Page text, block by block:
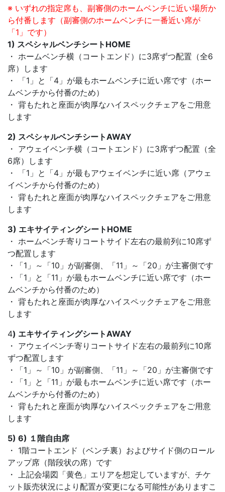
※ いずれの指定席も、副審側のホームベンチに近い場所か
ら付番します（副審側のホームベンチに一番近い席が
「1」です）
1) スペシャルベンチシートHOME
・ ホームベンチ横（コートエンド）に3席ずつ配置（全6
席）します
・ 「1」と「4」が最もホームベンチに近い席です（ホー
ムベンチから付番のため）
・ 背もたれと座面が肉厚なハイスペックチェアをご用意
します
2) スペシャルベンチシートAWAY
・ アウェイベンチ横（コートエンド）に3席ずつ配置（全
6席）します
・ 「1」と「4」が最もアウェイベンチに近い席（アウェ
イベンチから付番のため）
・ 背もたれと座面が肉厚なハイスペックチェアをご用意
します
3) エキサイティングシートHOME
・ ホームベンチ寄りコートサイド左右の最前列に10席ず
つ配置します
・「1」～「10」が副審側、「11」～「20」が主審側です
・「1」と「11」が最もホームベンチに近い席です（ホー
ムベンチから付番のため）
・ 背もたれと座面が肉厚なハイスペックチェアをご用意
します
4) エキサイティングシートAWAY
・ アウェイベンチ寄りコートサイド左右の最前列に10席
ずつ配置します
・「1」～「10」が副審側、「11」～「20」が主審側です
・「1」と「11」が最もホームベンチに近い席です（ホー
ムベンチから付番のため）
・ 背もたれと座面が肉厚なハイスペックチェアをご用意
します
5) 6) １階自由席
・ 1階コートエンド（ベンチ裏）およびサイド側のロール
アップ席（階段状の席）です
・ 上記会場図「黄色」エリアを想定していますが、チケ
ット販売状況により配置が変更になる可能性がありますこ